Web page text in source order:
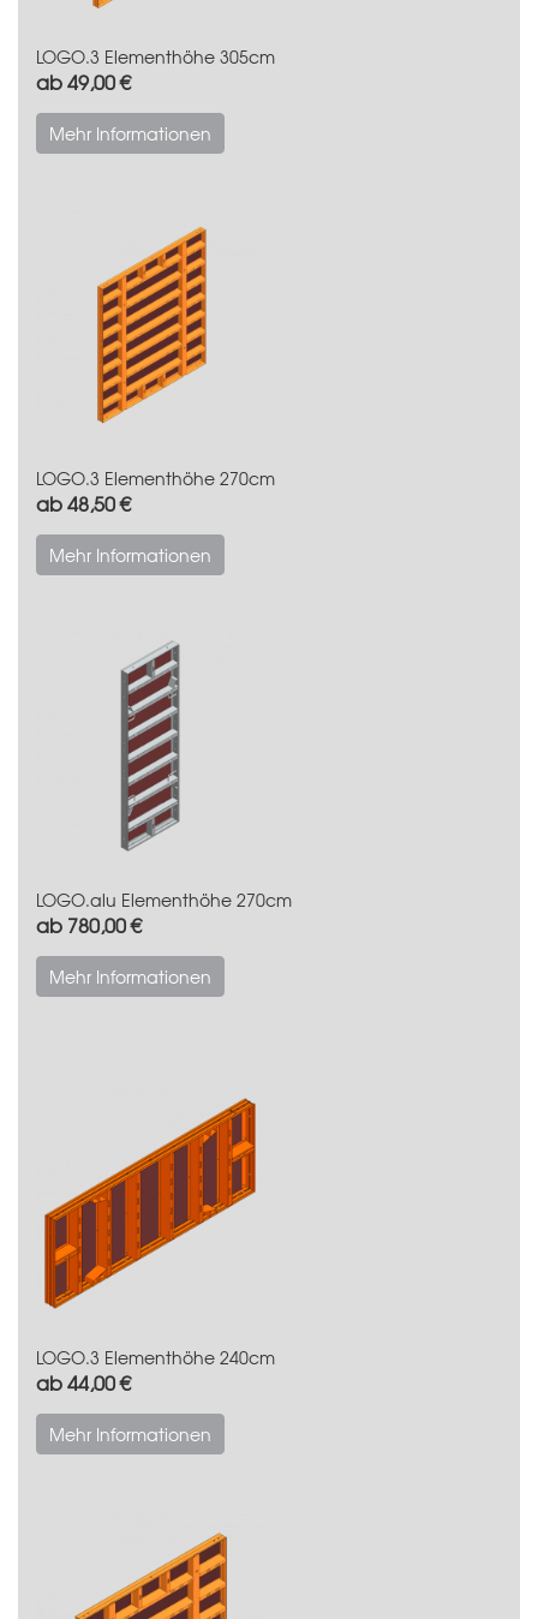
LOGO.3 Elementhöhe 305cm
ab 49,00 €
Mehr Informationen
LOGO.3 Elementhöhe 270cm
ab 48,50 €
Mehr Informationen
LOGO.alu Elementhöhe 270cm
ab 780,00 €
Mehr Informationen
LOGO.3 Elementhöhe 240cm
ab 44,00 €
Mehr Informationen